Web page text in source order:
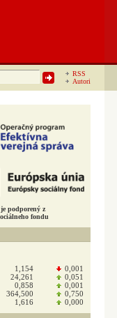
RSS
Autori
je podporený z
fondu
1,154
0,001
24,261
0,051
0,858
0,001
364,500
0,750
1,616 0,000